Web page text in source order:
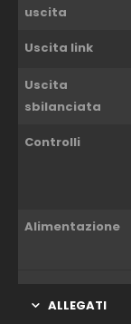
uscita
Uscita link
Uscita
sbilanciata
Controlli
Alimentazione
ALLEGATI